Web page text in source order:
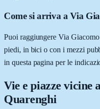
Come si arriva a Via
Puoi raggiungere Via
piedi, in bici o con i mezzi
in questa pagina per le
Vie e piazze vicine a
Quarenghi